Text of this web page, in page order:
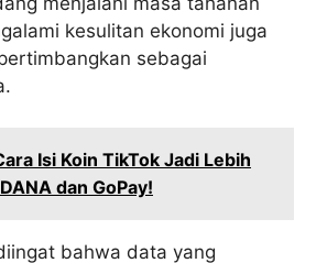
kesulitan ekonomi juga
sebagai
Isi Koin TikTok Jadi Lebih
dan GoPay!
bahwa data yang